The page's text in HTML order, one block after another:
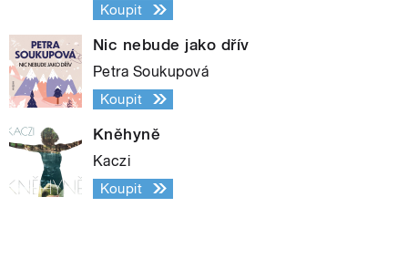
Koupit
Nic nebude jako dřív
Petra Soukupová
Koupit
Kněhyně
Kaczi
Koupit